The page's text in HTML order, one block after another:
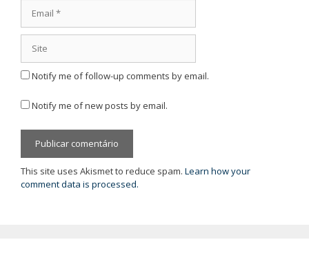
Notify me of follow-up comments by email.
Notify me of new posts by email.
This site uses Akismet to reduce spam. Learn how your
comment data is processed.